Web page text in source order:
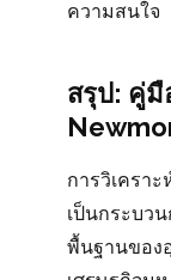
ความสนใจ
สรุป: คู่
การวิเคราะ
เป็นกระบว
พื้นฐานของ